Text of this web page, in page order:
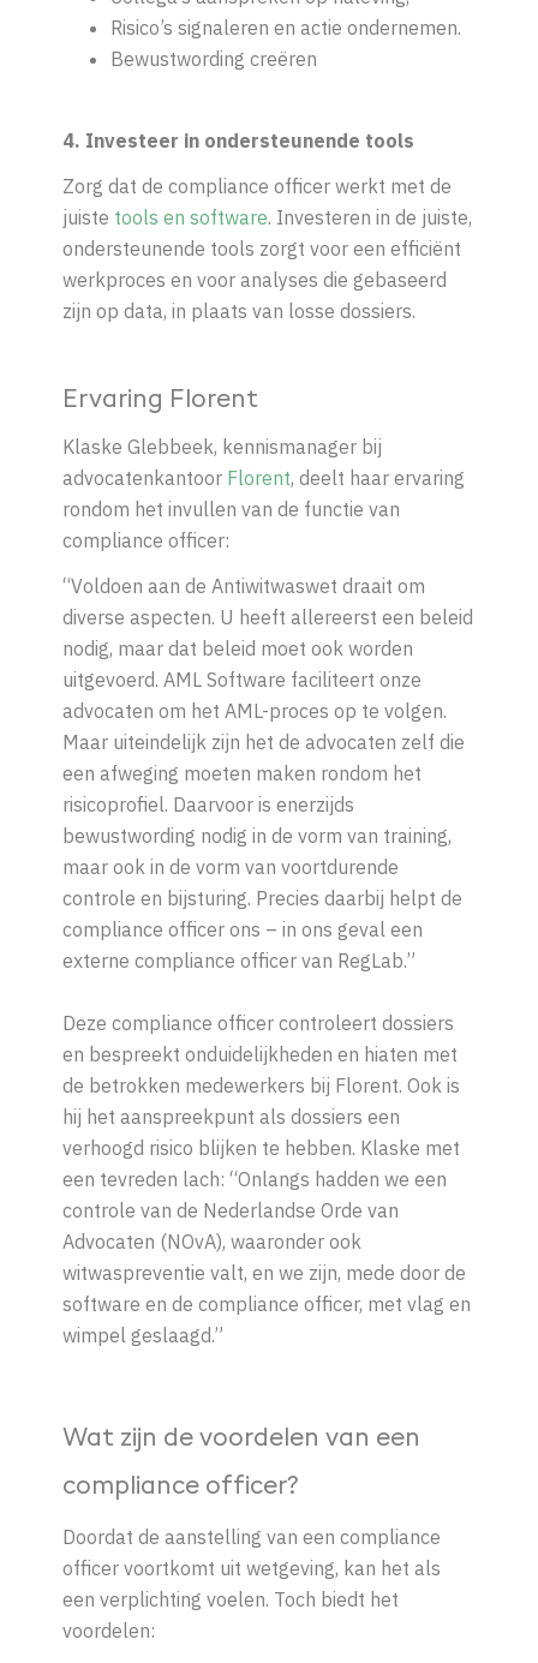
Risico’s signaleren en actie ondernemen.
Bewustwording creëren
4. Investeer in ondersteunende tools
Zorg dat de compliance officer werkt met de
juiste tools en software. Investeren in de juiste,
ondersteunende tools zorgt voor een efficiënt
werkproces en voor analyses die gebaseerd
zijn op data, in plaats van losse dossiers.
Ervaring Florent
Klaske Glebbeek, kennismanager bij
advocatenkantoor Florent, deelt haar ervaring
rondom het invullen van de functie van
compliance officer:
“Voldoen aan de Antiwitwaswet draait om
diverse aspecten. U heeft allereerst een beleid
nodig, maar dat beleid moet ook worden
uitgevoerd. AML Software faciliteert onze
advocaten om het AML-proces op te volgen.
Maar uiteindelijk zijn het de advocaten zelf die
een afweging moeten maken rondom het
risicoprofiel. Daarvoor is enerzijds
bewustwording nodig in de vorm van training,
maar ook in de vorm van voortdurende
controle en bijsturing. Precies daarbij helpt de
compliance officer ons – in ons geval een
externe compliance officer van RegLab.”
Deze compliance officer controleert dossiers
en bespreekt onduidelijkheden en hiaten met
de betrokken medewerkers bij Florent. Ook is
hij het aanspreekpunt als dossiers een
verhoogd risico blijken te hebben. Klaske met
een tevreden lach: “Onlangs hadden we een
controle van de Nederlandse Orde van
Advocaten (NOvA), waaronder ook
witwaspreventie valt, en we zijn, mede door de
software en de compliance officer, met vlag en
wimpel geslaagd.”
Wat zijn de voordelen van een
compliance officer?
Doordat de aanstelling van een compliance
officer voortkomt uit wetgeving, kan het als
een verplichting voelen. Toch biedt het
voordelen: